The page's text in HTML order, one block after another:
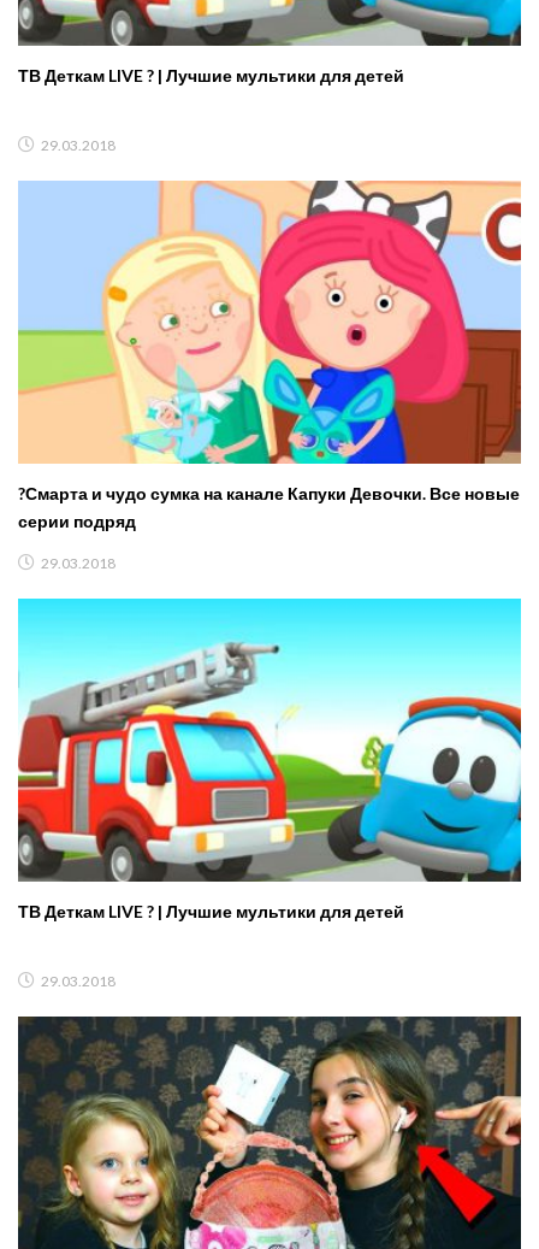
ТВ Деткам LIVE ? | Лучшие мультики для детей
29.03.2018
?Смарта и чудо сумка на канале Капуки Девочки. Все новые
серии подряд
29.03.2018
ТВ Деткам LIVE ? | Лучшие мультики для детей
29.03.2018